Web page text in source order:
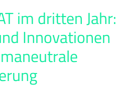
im dritten Jahr:
Innovationen